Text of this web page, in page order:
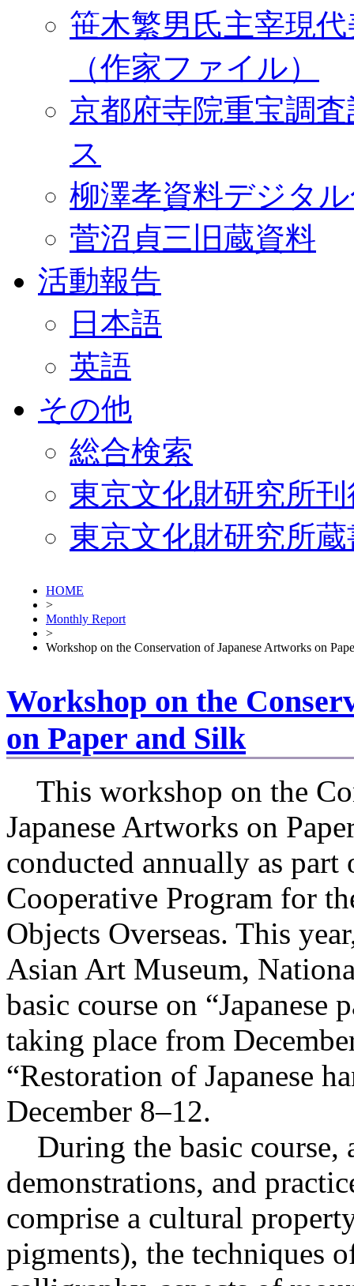
笹木繁男氏主宰現
（作家ファイル）
京都府寺院重宝調
ス
柳澤孝資料デジタ
菅沼貞三旧蔵資料
活動報告
日本語
英語
その他
総合検索
東京文化財研究所
東京文化財研究所
HOME
>
Monthly Report
>
Workshop on the Conservation of Japanese Artworks on
Workshop on the
on Paper and Silk
This workshop on the
Japanese Artworks on
conducted annually as part
Cooperative Program for
Objects Overseas. This
Asian Art Museum,
basic course on
taking place from
“Restoration of Japanese
December 8–12.
During the basic course,
demonstrations, and
comprise a cultural
pigments), the techniques